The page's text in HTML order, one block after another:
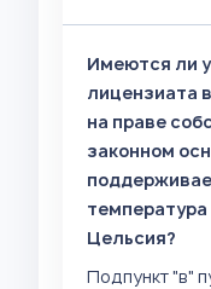
Имеются ли
лицензиата
на праве
законном
температура
Цельсия?
Подпункт "в"